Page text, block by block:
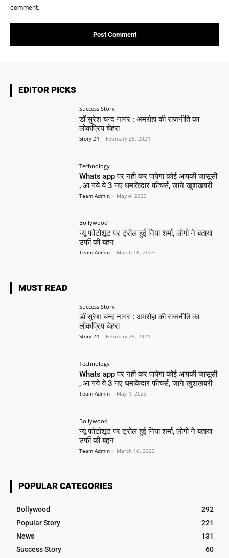
comment.
EDITOR PICKS
Success Story
डॉ सुरेश चन्द नागर : अमरोहा की राजनीति का
लोकप्रिय चेहरा
Story 24 - February 25, 2024
Technology
Whats app पर नही कर पायेगा कोई आपकी जासूसी
, आ गये ये 3 नए धमाकेदार फीचर्स, जाने खुशखबरी
Team Admin - May 4, 2023
Bollywood
न्यू फोटोशूट पर ट्रोल हुई निया शर्मा, लोगो ने बताया
उर्फी की बहन
Team Admin - March 16, 2023
MUST READ
Success Story
डॉ सुरेश चन्द नागर : अमरोहा की राजनीति का
लोकप्रिय चेहरा
Story 24 - February 25, 2024
Technology
Whats app पर नही कर पायेगा कोई आपकी जासूसी
, आ गये ये 3 नए धमाकेदार फीचर्स, जाने खुशखबरी
Team Admin - May 4, 2023
Bollywood
न्यू फोटोशूट पर ट्रोल हुई निया शर्मा, लोगो ने बताया
उर्फी की बहन
Team Admin - March 16, 2023
POPULAR CATEGORIES
Bollywood
292
Popular Story
221
News
131
Success Story
60